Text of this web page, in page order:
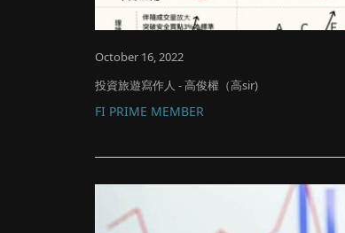
October 16, 2022
投資旅遊寫作人 - 高俊權（高sir)
FI PRIME MEMBER